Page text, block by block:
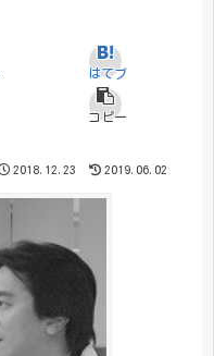
はてブ
コピー
2018.12.23 2019.06.02